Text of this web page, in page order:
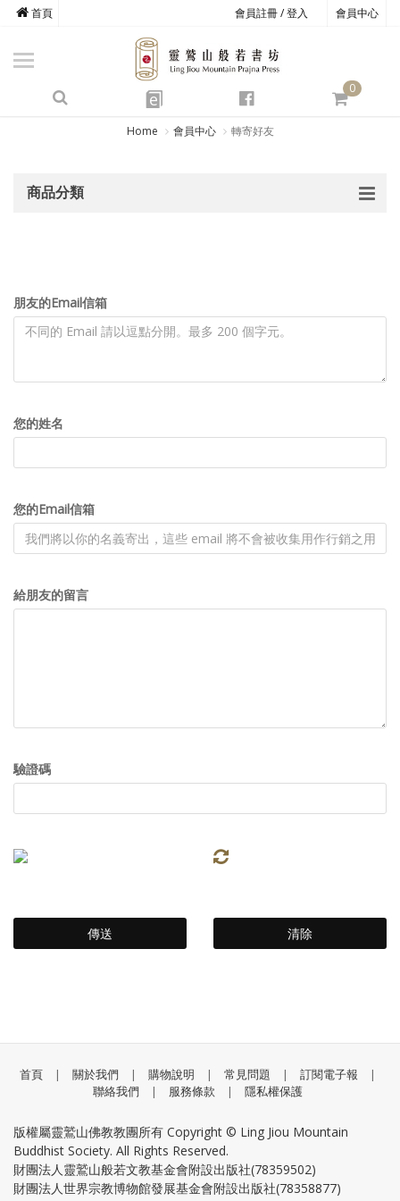
會員註冊 / 登入 會員中心
首頁
e
0
商品總覽
心道書庫
靈鷲叢書
心靈影音
Home 會員中心 轉寄好友
商品分類
朋友的Email信箱
您的姓名
您的Email信箱
給朋友的留言
驗證碼
首頁 | 關於我們 | 購物說明 | 常見問題 | 訂閱電子報
|
聯絡我們
| 服務條款 | 隱私權保護
版權屬靈鷲山佛教教團所有 Copyright © Ling Jiou Mountain
Buddhist Society. All Rights Reserved.
財團法人靈鷲山般若文教基金會附設出版社(78359502)
財團法人世界宗教博物館發展基金會附設出版社(78358877)